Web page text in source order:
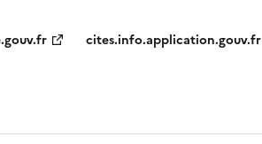
cites.info.application.gouv.fr